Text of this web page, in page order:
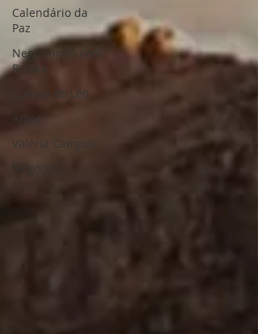
Calendário da
Paz
Negociando com
Budas
Coluna do Léo
Amor
Valéria Campos
Negócios